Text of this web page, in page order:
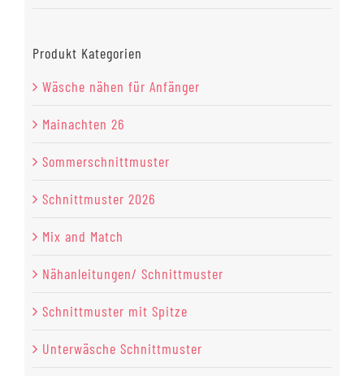
Produkt Kategorien
Wäsche nähen für Anfänger
Mainachten 26
Sommerschnittmuster
Schnittmuster 2026
Mix and Match
Nähanleitungen/ Schnittmuster
Schnittmuster mit Spitze
Unterwäsche Schnittmuster